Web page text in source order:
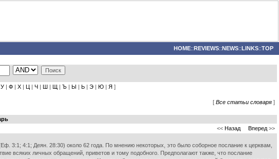
HOME::REVIEWS::NEWS::LINKS::TOP
У | Ф | Х | Ц | Ч | Ш | Щ | Ъ | Ы | Ь | Э | Ю | Я ]
[ Все статьи словаря ]
<< Назад Вперед >>
3:1; 4:1; Деян. 28:30) около 62 года. По мнению некоторых, это было соборное послание к церквам,
всяких личных обращений, приветов и тому подобного. Предполагают также, что послание